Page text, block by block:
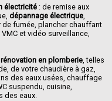
électricité: de remise aux
dépannage électrique,
fumée, plancher chauffant
et vidéo surveillance,
en plomberie, telles
de votre chaudière à gaz,
des eaux usées, chauffage
suspendu, cuisine,
des eaux.